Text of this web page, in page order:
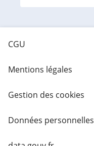
CGU
Mentions légales
Gestion des cookies
Données personnelles